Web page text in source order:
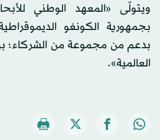
ويتولّى «المعهد الوطني
بجمهورية الكونغو
بدعم من مجموعة من الشركاء؛
العالمية».